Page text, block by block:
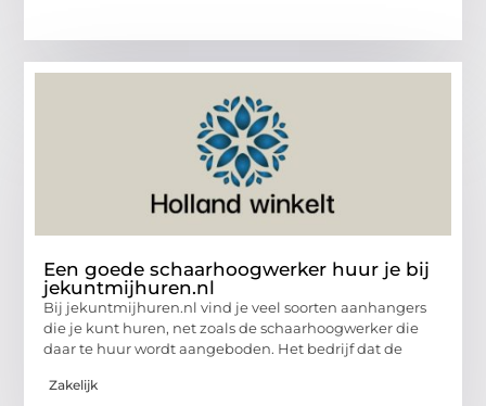
Een goede schaarhoogwerker huur je bij
jekuntmijhuren.nl
Bij jekuntmijhuren.nl vind je veel soorten aanhangers
die je kunt huren, net zoals de schaarhoogwerker die
daar te huur wordt aangeboden. Het bedrijf dat de
Zakelijk